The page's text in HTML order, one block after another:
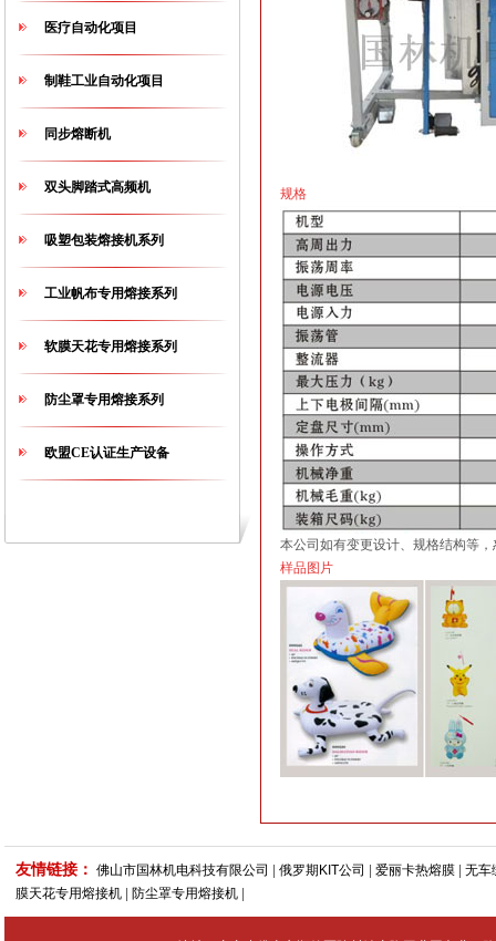
医疗自动化项目
制鞋工业自动化项目
同步熔断机
双头脚踏式高频机
吸塑包装熔接机系列
工业帆布专用熔接系列
软膜天花专用熔接系列
防尘罩专用熔接系列
欧盟CE认证生产设备
规格
本公司如有变更设计、规格结构等
样品图片
友情链接： 佛山市国林机电科技有限公司 俄罗期KIT公司 爱丽卡热熔膜
无车
膜天花专用熔接机
防尘罩专用熔接机